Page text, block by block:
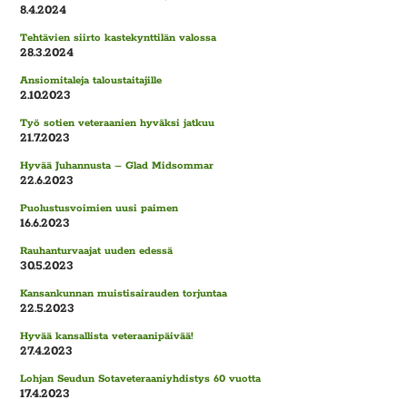
8.4.2024
Tehtävien siirto kastekynttilän valossa
28.3.2024
Ansiomitaleja taloustaitajille
2.10.2023
Työ sotien veteraanien hyväksi jatkuu
21.7.2023
Hyvää Juhannusta – Glad Midsommar
22.6.2023
Puolustusvoimien uusi paimen
16.6.2023
Rauhanturvaajat uuden edessä
30.5.2023
Kansankunnan muistisairauden torjuntaa
22.5.2023
Hyvää kansallista veteraanipäivää!
27.4.2023
Lohjan Seudun Sotaveteraaniyhdistys 60 vuotta
17.4.2023